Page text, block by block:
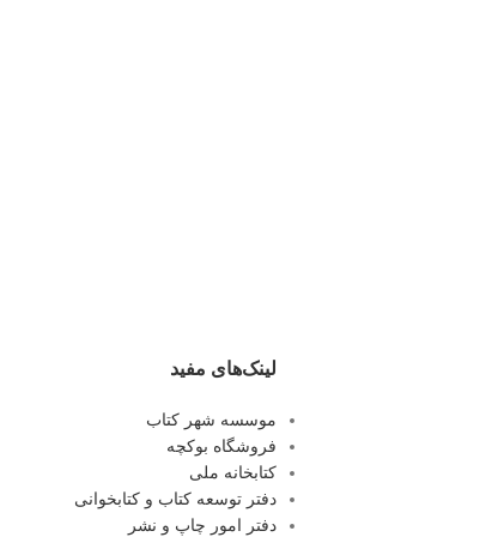
لینک‌های مفید
موسسه شهر کتاب
فروشگاه بوکچه
کتابخانه ملی
دفتر توسعه کتاب و کتابخوانی
دفتر امور چاپ و نشر